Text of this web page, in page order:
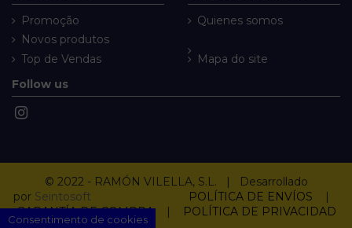
Promoção
Novos produtos
Top de Vendas
Quienes somos
Mapa do site
Follow us
© 2022 - RAMÓN VILELLA, S.L. | Desarrollado
por Seintosoft POLÍTICA DE ENVÍOS
|
GARANTÍA DE COMPRA| POLÍTICA DE PRIVACIDAD
Consentimento de cookies